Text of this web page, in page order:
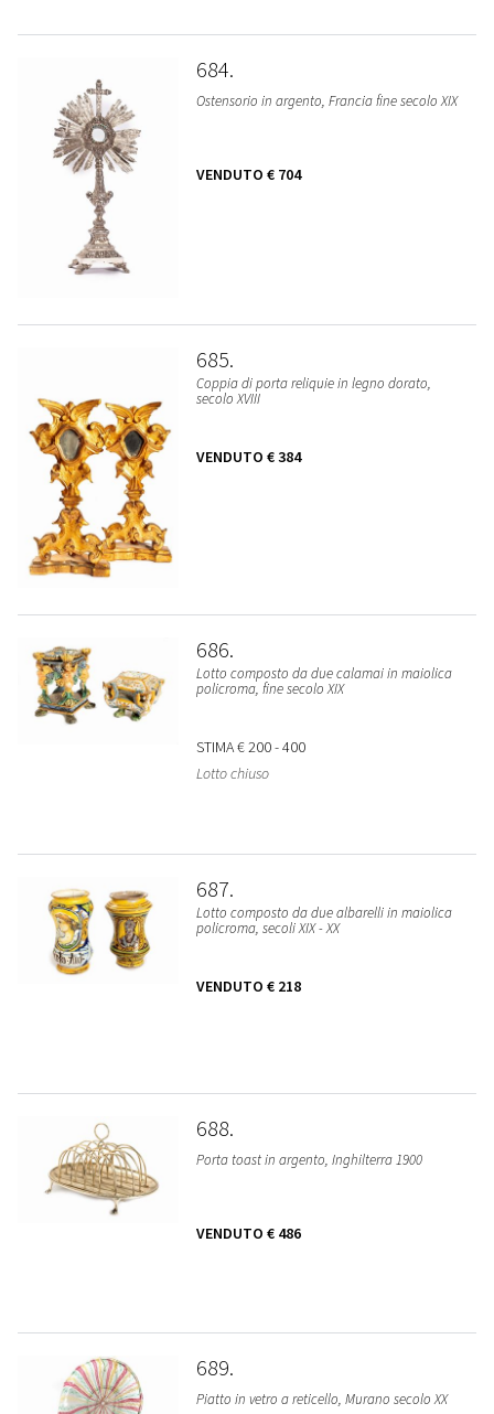
684
Ostensorio in argento, Francia fine secolo XIX
VENDUTO € 704
685
Coppia di porta reliquie in legno dorato,
secolo XVIII
VENDUTO € 384
686
Lotto composto da due calamai in maiolica
policroma, fine secolo XIX
STIMA€ 200 - 400
Lotto chiuso
687
Lotto composto da due albarelli in maiolica
policroma, secoli XIX - XX
VENDUTO € 218
688
Porta toast in argento, Inghilterra 1900
VENDUTO € 486
689
Piatto in vetro a reticello, Murano secolo XX